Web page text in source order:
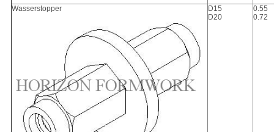
Wasserstopper
D15
D20
0.55
0.72